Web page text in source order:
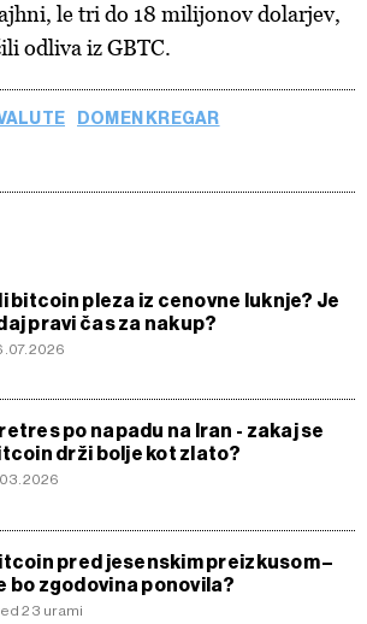
le tri do 18 milijonov dolarjev,
odliva iz GBTC.
DOMEN KREGAR
bitcoin pleza iz cenovne luknje? Je
pravi čas za nakup?
po napadu na Iran - zakaj se
drži bolje kot zlato?
pred jesenskim preizkusom –
bo zgodovina ponovila?
23 urami